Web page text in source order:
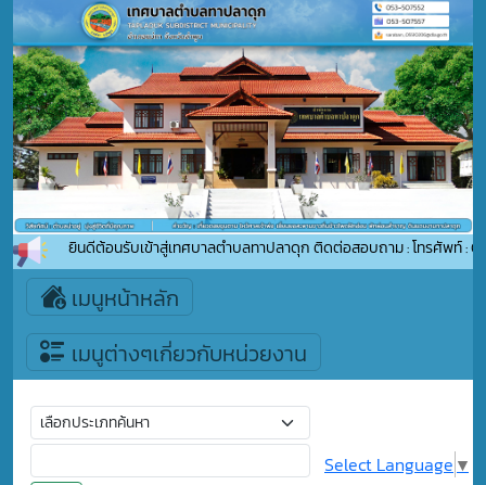
ยินดีต้อนรับเข้าสู่เทศบาลตำบลทาปลาดุก ติดต่อสอบถาม : โทรศัพท์ :
เมนูหน้าหลัก
เมนูต่างๆเกี่ยวกับหน่วยงาน
Select Language ▼